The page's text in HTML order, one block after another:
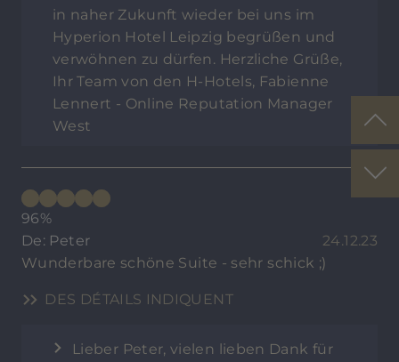
in naher Zukunft wieder bei uns im
Hyperion Hotel Leipzig begrüßen und
verwöhnen zu dürfen. Herzliche Grüße,
Ihr Team von den H-Hotels, Fabienne
Lennert - Online Reputation Manager
West
96%
De: Peter
24.12.23
Wunderbare schöne Suite - sehr schick ;)
DES DÉTAILS INDIQUENT
Lieber Peter, vielen lieben Dank für